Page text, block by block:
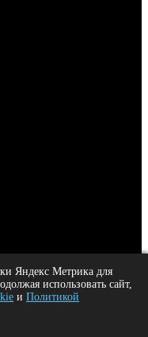
Яндекс Метрика для
использовать сайт,
и Политикой